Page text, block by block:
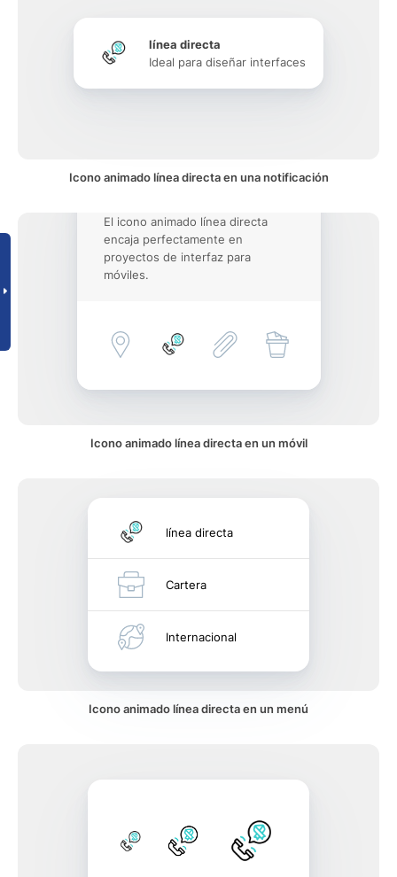
línea directa
Ideal para diseñar interfaces
Icono animado línea directa en una notificación
El icono animado línea directa
encaja perfectamente en
proyectos de interfaz para
móviles.
Icono animado línea directa en un móvil
línea directa
Cartera
Internacional
Icono animado línea directa en un menú